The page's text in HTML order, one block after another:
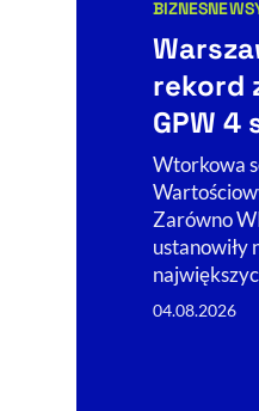
Kategorie
BIZNES
rekord
GPW 4
Wtorkowa
Zarówno
ustanowiły
04.08.2026